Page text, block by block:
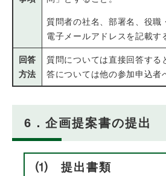
質問者の社名、部署名、役職
電子メールアドレスを記載す
回答
方法
質問については直接回答する
答については他の参加申込者
6．企画提案書の提出
⑴ 提出書類